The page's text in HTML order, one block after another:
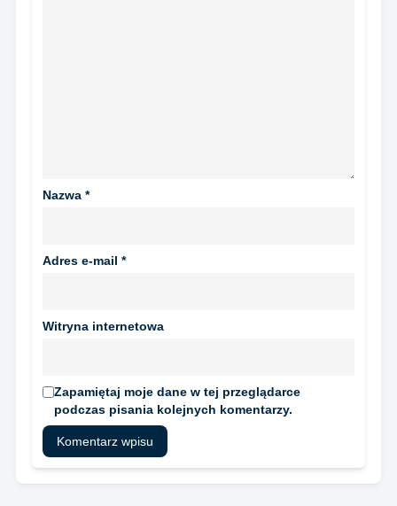
Nazwa *
Adres e-mail *
Witryna internetowa
Zapamiętaj moje dane w tej przeglądarce
podczas pisania kolejnych komentarzy.